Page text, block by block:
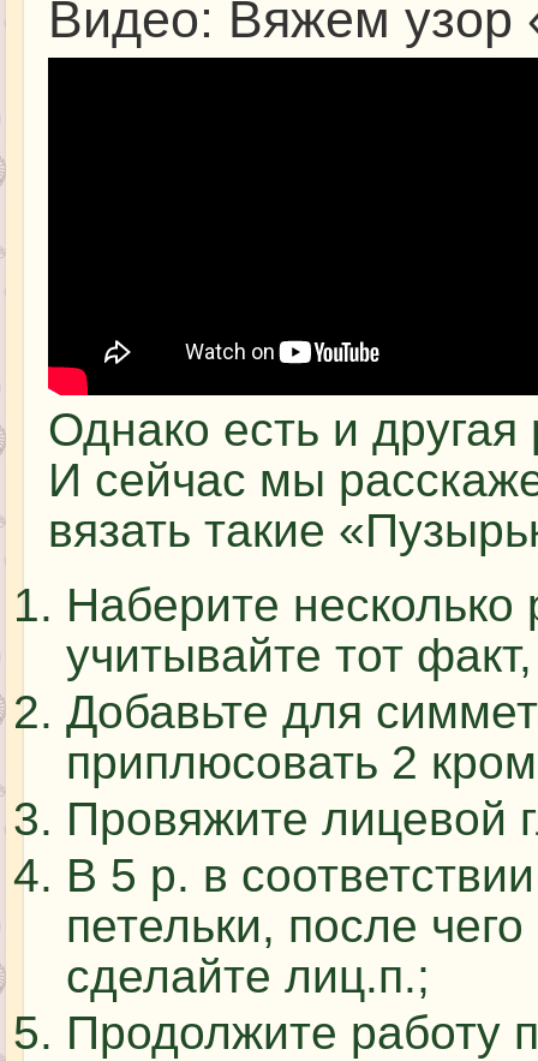
Видео: Вяжем узор
Однако есть и
И сейчас мы
вязать такие
Наберите
учитывайте тот
Добавьте для
приплюсовать 2
Провяжите лицевой
В 5 р. в
петельки, после
сделайте лиц.п.;
Продолжите работу